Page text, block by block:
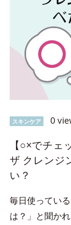
スキンケア 0
【○×でチェ
ザ クレンジ
い？
毎日使ってい
は？」と聞か